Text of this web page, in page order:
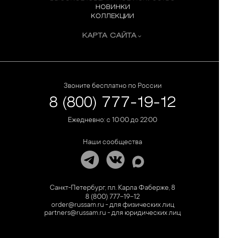
НОВИНКИ
КОЛЛЕКЦИИ
КАРТА САЙТА
Звоните бесплатно по России
8 (800) 777-19-12
Ежедневно: с 10:00 до 22:00
Наши сообщества
Санкт-Петербург, пл. Карла Фаберже, 8
8 (800) 777-19-12
order@russam.ru - для физических лиц
partners@russam.ru - для юридических лиц